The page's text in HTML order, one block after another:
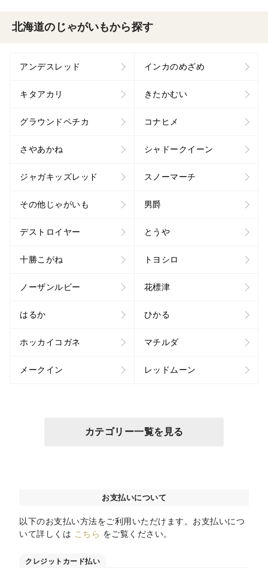
北海道のじゃがいもから探す
アンデスレッド インカのめざめ
キタアカリ きたかむい
グラウンドペチカ コナヒメ
さやあかね シャドークイーン
ジャガキッズレッド スノーマーチ
その他じゃがいも 男爵
デストロイヤー とうや
十勝こがね トヨシロ
ノーザンルビー 花標津
はるか ひかる
ホッカイコガネ マチルダ
メークイン レッドムーン
カテゴリー一覧を見る
お支払いについて
以下のお支払い方法をご利用いただけます。お支払いにつ
いて詳しくは こちら をご覧ください。
クレジットカード払い